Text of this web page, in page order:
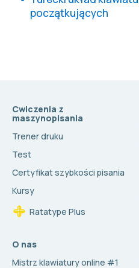
początkujących
Cwiczenia z
maszynopisania
Trener druku
Test
Certyfikat szybkości pisania
Kursy
Ratatype Plus
O nas
Mistrz klawiatury online #1